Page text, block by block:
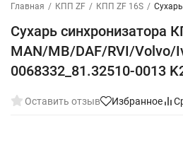
Главная / КПП ZF / КПП ZF 16S /
Сухарь синхронизатора
MAN/MB/DAF/RVI/Volvo/
0068332_81.32510-0013
Оставить отзыв Избранное